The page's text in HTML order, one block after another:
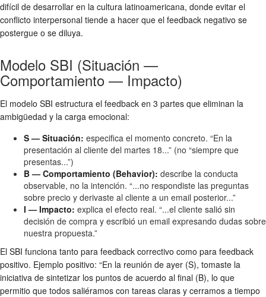
difícil de desarrollar en la cultura latinoamericana, donde evitar el
conflicto interpersonal tiende a hacer que el feedback negativo se
postergue o se diluya.
Modelo SBI (Situación —
Comportamiento — Impacto)
El modelo SBI estructura el feedback en 3 partes que eliminan la
ambigüedad y la carga emocional:
S — Situación: especifica el momento concreto. “En la
presentación al cliente del martes 18...” (no “siempre que
presentas...”)
B — Comportamiento (Behavior): describe la conducta
observable, no la intención. “...no respondiste las preguntas
sobre precio y derivaste al cliente a un email posterior...”
I — Impacto: explica el efecto real. “...el cliente salió sin
decisión de compra y escribió un email expresando dudas sobre
nuestra propuesta.”
El SBI funciona tanto para feedback correctivo como para feedback
positivo. Ejemplo positivo: “En la reunión de ayer (S), tomaste la
iniciativa de sintetizar los puntos de acuerdo al final (B), lo que
permitio que todos saliéramos con tareas claras y cerramos a tiempo